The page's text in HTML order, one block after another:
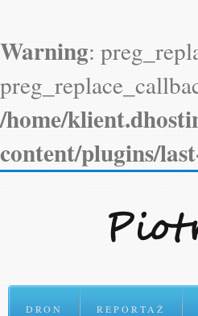
Warning:
/home/
content/plugins/
DRON REPORTAŻ